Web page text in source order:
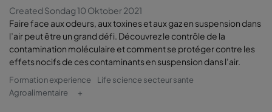
Created Sondag 10 Oktober 2021
Faire face aux odeurs, aux toxines et aux gaz en suspension dans
l’air peut être un grand défi. Découvrez le contrôle de la
contamination moléculaire et comment se protéger contre les
effets nocifs de ces contaminants en suspension dans l’air.
Formation experience
Life science secteur sante
Agroalimentaire
+